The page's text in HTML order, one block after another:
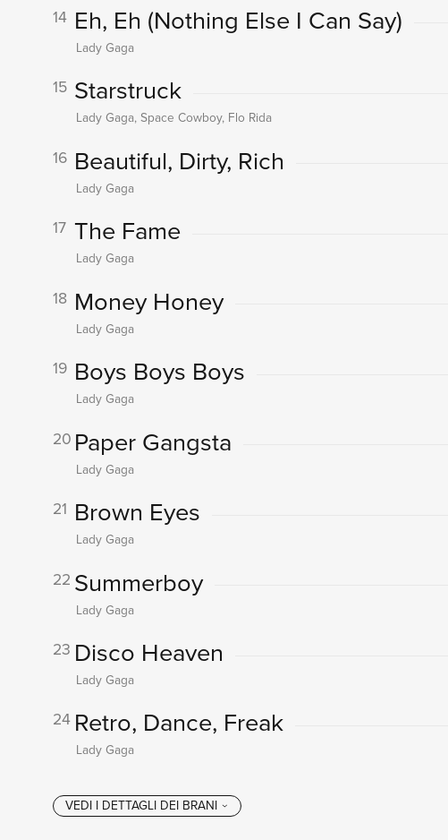
14 Eh, Eh (Nothing Else I Can Say)
Lady Gaga
15 Starstruck
Lady Gaga, Space Cowboy, Flo Rida
16 Beautiful, Dirty, Rich
Lady Gaga
17 The Fame
Lady Gaga
18 Money Honey
Lady Gaga
19 Boys Boys Boys
Lady Gaga
20 Paper Gangsta
Lady Gaga
21 Brown Eyes
Lady Gaga
22 Summerboy
Lady Gaga
23 Disco Heaven
Lady Gaga
24 Retro, Dance, Freak
Lady Gaga